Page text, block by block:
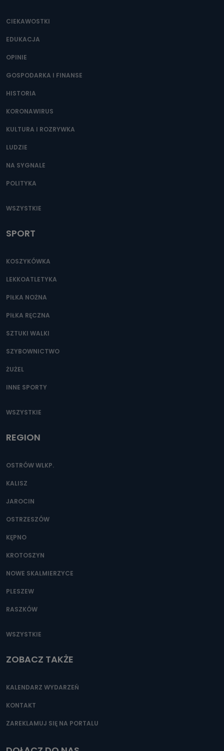
CIEKAWOSTKI
EDUKACJA
OPINIE
GOSPODARKA I FINANSE
HISTORIA
KORONAWIRUS
KULTURA I ROZRYWKA
LUDZIE
NA SYGNALE
POLITYKA
WSZYSTKIE
SPORT
KOSZYKÓWKA
LEKKOATLETYKA
PIŁKA NOŻNA
PIŁKA RĘCZNA
SZTUKI WALKI
SZYBOWNICTWO
ŻUŻEL
INNE SPORTY
WSZYSTKIE
REGION
OSTRÓW WLKP.
KALISZ
JAROCIN
OSTRZESZÓW
KĘPNO
KROTOSZYN
NOWE SKALMIERZYCE
PLESZEW
RASZKÓW
WSZYSTKIE
ZOBACZ TAKŻE
KALENDARZ WYDARZEŃ
KONTAKT
ZAREKLAMUJ SIĘ NA PORTALU